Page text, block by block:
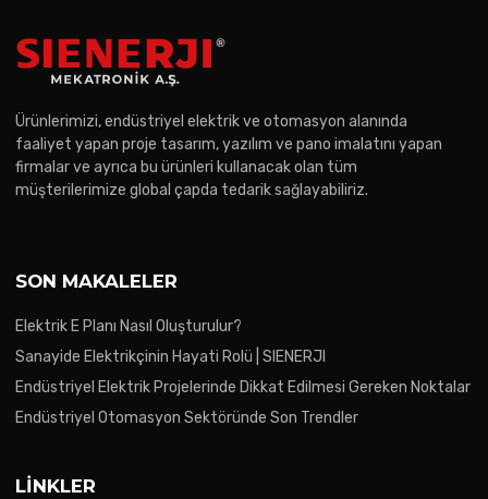
Ürünlerimizi, endüstriyel elektrik ve otomasyon alanında
faaliyet yapan proje tasarım, yazılım ve pano imalatını yapan
firmalar ve ayrıca bu ürünleri kullanacak olan tüm
müşterilerimize global çapda tedarik sağlayabiliriz.
SON MAKALELER
Elektrik E Planı Nasıl Oluşturulur?
Sanayide Elektrikçinin Hayati Rolü | SIENERJI
Endüstriyel Elektrik Projelerinde Dikkat Edilmesi Gereken Noktalar
Endüstriyel Otomasyon Sektöründe Son Trendler
LINKLER